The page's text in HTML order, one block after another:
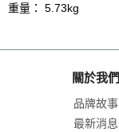
重量： 5.73kg
關於我們
品牌故事
最新消息